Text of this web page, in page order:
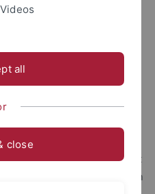
Zurstiege sucht ab sofort
nach vorgegebenen
in Endnote
Erfahrung mit
Datenbanken
Videos
all
close